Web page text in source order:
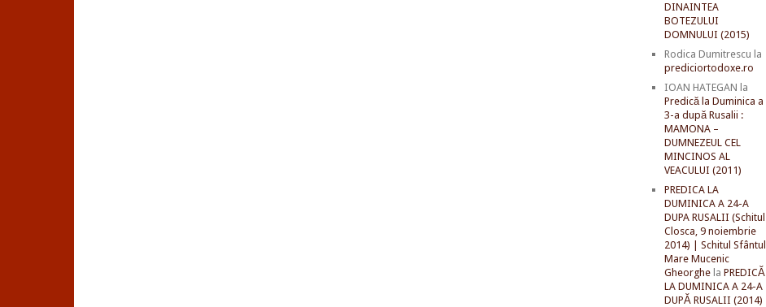
DINAINTEA
BOTEZULUI
DOMNULUI (2015)
Rodica Dumitrescu la
prediciortodoxe.ro
IOAN HATEGAN la
Predică la Duminica a
3-a după Rusalii :
MAMONA –
DUMNEZEUL CEL
MINCINOS AL
VEACULUI (2011)
PREDICA LA
DUMINICA A 24-A
DUPA RUSALII (Schitul
Closca, 9 noiembrie
2014) | Schitul Sfântul
Mare Mucenic
Gheorghela PREDICĂ
LA DUMINICA A 24-A
DUPĂ RUSALII (2014)